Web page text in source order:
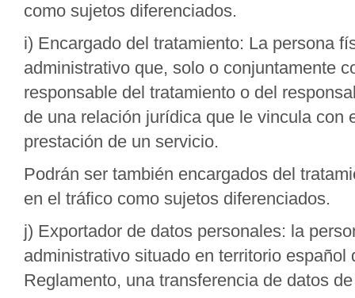
como sujetos diferenciados.
i) Encargado del tratamiento: La persona
administrativo que, solo o conjuntamente
responsable del tratamiento o del
de una relación jurídica que le vincula con
prestación de un servicio.
Podrán ser también encargados del
en el tráfico como sujetos diferenciados.
j) Exportador de datos personales: la
administrativo situado en territorio
Reglamento, una transferencia de datos